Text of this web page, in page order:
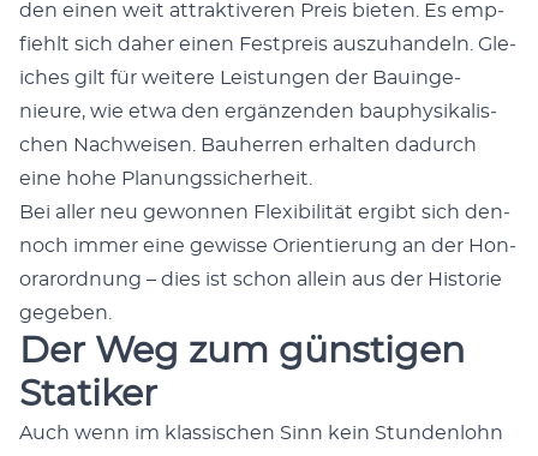
den einen weit attrak­tiv­eren Preis bieten. Es emp­
fiehlt sich daher einen Fest­preis auszuhan­deln. Gle­
ich­es gilt für weit­ere Leis­tun­gen der Bauin­ge­
nieure, wie etwa den ergänzen­den bau­physikalis­
chen Nach­weisen. Bauher­ren erhal­ten dadurch
eine hohe Pla­nungssicher­heit.
Bei aller neu gewon­nen Flex­i­bil­ität ergibt sich den­
noch immer eine gewisse Ori­en­tierung an der Hon­
o­rarord­nung – dies ist schon allein aus der His­to­rie
gegeben.
Der Weg zum günstigen
Statiker
Auch wenn im klas­sis­chen Sinn kein Stun­den­lohn